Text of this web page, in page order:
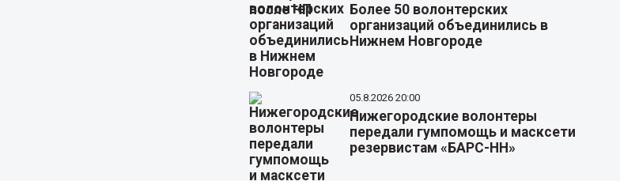
Более 50 волонтерских
организаций объединились в
Нижнем Новгороде
05.8.2026 20:00
Нижегородские волонтеры
передали гумпомощь и масксети
резервистам «БАРС-НН»